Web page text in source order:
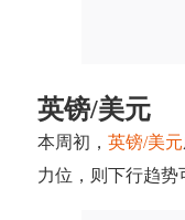
英镑/美元
本周初， 英镑/美元
力位，则下行趋势